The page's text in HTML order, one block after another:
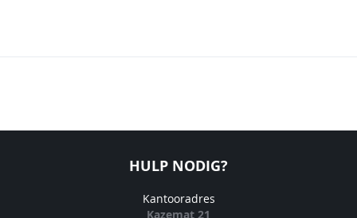
HULP NODIG?
Kantooradres
Kazemat 21